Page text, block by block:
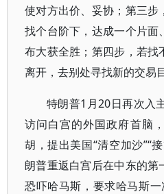
使对方出价、妥协；第三步
找个台阶下，达成一个片面
布大获全胜；第四步，若
离开，去别处寻找新的交易目
特朗普1月20日再次入
访问白宫的外国政府首脑
胡，提出美国“清空加沙”“
朗普重返白宫后在中东的第
恐吓哈马斯，要求哈马斯